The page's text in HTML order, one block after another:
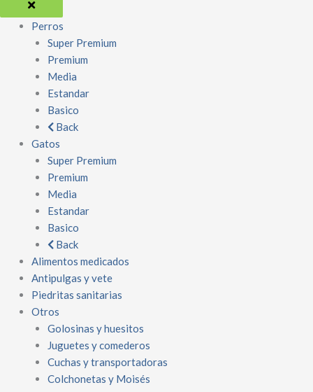
Perros
Super Premium
Premium
Media
Estandar
Basico
Back
Gatos
Super Premium
Premium
Media
Estandar
Basico
Back
Alimentos medicados
Antipulgas y vete
Piedritas sanitarias
Otros
Golosinas y huesitos
Juguetes y comederos
Cuchas y transportadoras
Colchonetas y Moisés